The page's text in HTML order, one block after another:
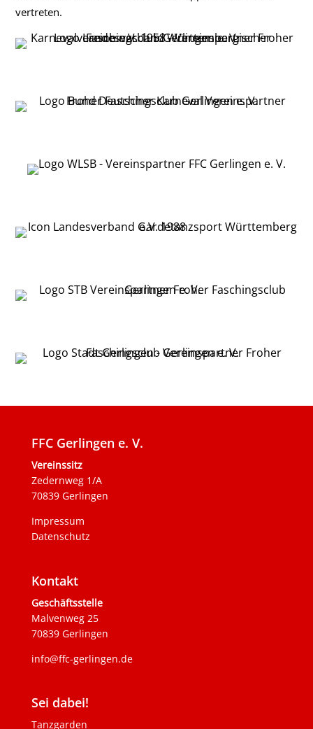
vertreten.
FFC Gerlingen e. V.
Vereinssitz
Zedernweg 1/A
70839 Gerlingen
Impressum
Datenschutz
Kontakt
Geschäftsstelle
Malvenweg 25
70839 Gerlingen
info@ffc-gerlingen.de
Sei dabei!
Tanzgarden